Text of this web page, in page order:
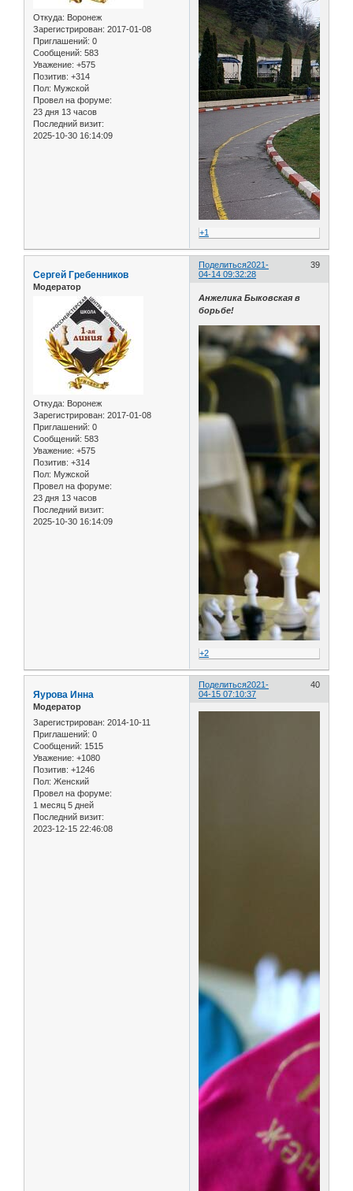
Откуда: Воронеж
Зарегистрирован: 2017-01-08
Приглашений: 0
Сообщений: 583
Уважение: +575
Позитив: +314
Пол: Мужской
Провел на форуме:
23 дня 13 часов
Последний визит:
2025-10-30 16:14:09
+1
Поделиться 39
2021-
04-14 09:32:28
Сергей Гребенников
Модератор
Откуда: Воронеж
Зарегистрирован: 2017-01-08
Приглашений: 0
Сообщений: 583
Уважение: +575
Позитив: +314
Пол: Мужской
Провел на форуме:
23 дня 13 часов
Последний визит:
2025-10-30 16:14:09
Анжелика Быковская в
борьбе!
+2
Поделиться 40
2021-
04-15 07:10:37
Яурова Инна
Модератор
Зарегистрирован: 2014-10-11
Приглашений: 0
Сообщений: 1515
Уважение: +1080
Позитив: +1246
Пол: Женский
Провел на форуме:
1 месяц 5 дней
Последний визит:
2023-12-15 22:46:08